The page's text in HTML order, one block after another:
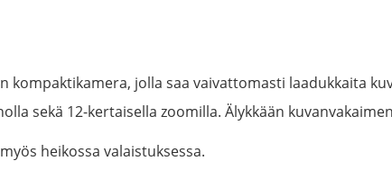
kompaktikamera, jolla saa vaivattomasti laadukkaita
sekä 12-kertaisella zoomilla. Älykkään
heikossa valaistuksessa.